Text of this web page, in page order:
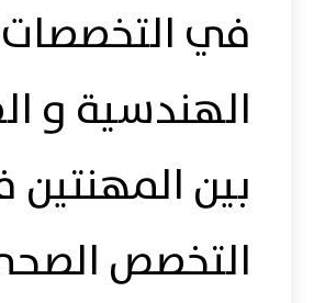
في التخصصات
الهندسية و
بين
التخصص